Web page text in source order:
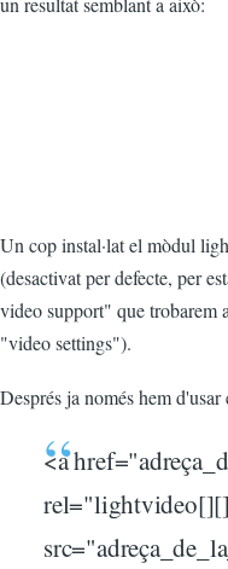
Un cop instal·lat el mòdul
(desactivat per defecte, per
video support" que trobarem
"video settings").
Després ja només hem d'usar
<a